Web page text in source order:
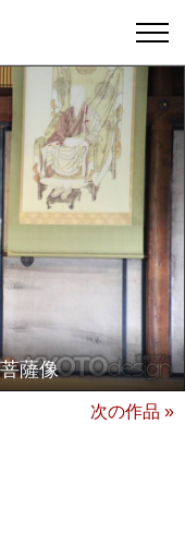
薩像
次の作品 »